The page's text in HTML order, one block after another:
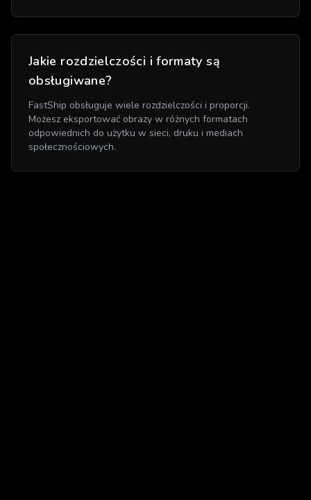
Jakie rozdzielczości i formaty są
obsługiwane?
FastShip obsługuje wiele rozdzielczości i proporcji.
Możesz eksportować obrazy w różnych formatach
odpowiednich do użytku w sieci, druku i mediach
społecznościowych.